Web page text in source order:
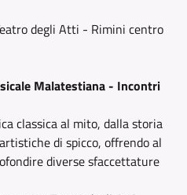
degli Atti - Rimini centro
Malatestiana - Incontri
classica al mito, dalla storia
di spicco, offrendo al
diverse sfaccettature